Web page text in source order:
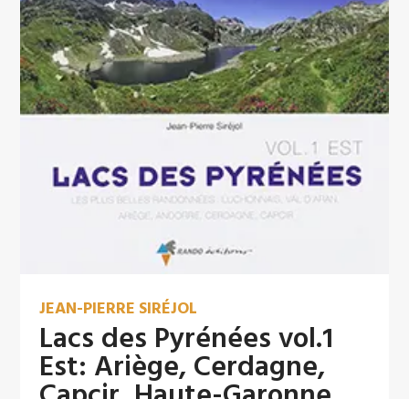
JEAN-PIERRE SIRÉJOL
Lacs des Pyrénées vol.1
Est: Ariège, Cerdagne,